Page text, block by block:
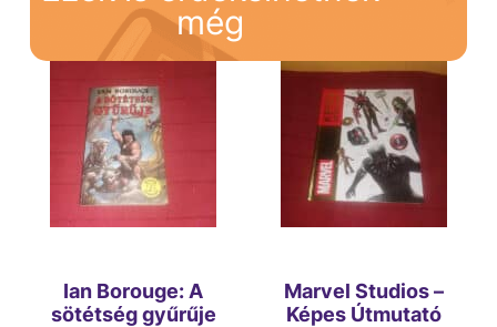
még
Ian Borouge: A
sötétség gyűrűje
Marvel Studios –
Képes Útmutató